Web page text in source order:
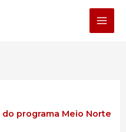
programa Meio Norte